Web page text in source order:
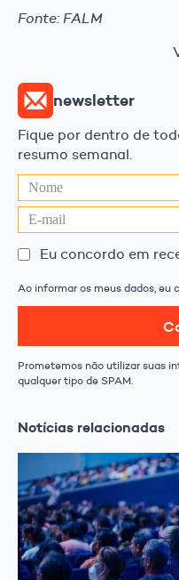
Fonte: FALM
newsletter
Fique por dentro de
resumo semanal.
Eu concordo em
Ao informar os meus dados, eu
Prometemos não utilizar suas
qualquer tipo de SPAM.
Notícias relacionadas